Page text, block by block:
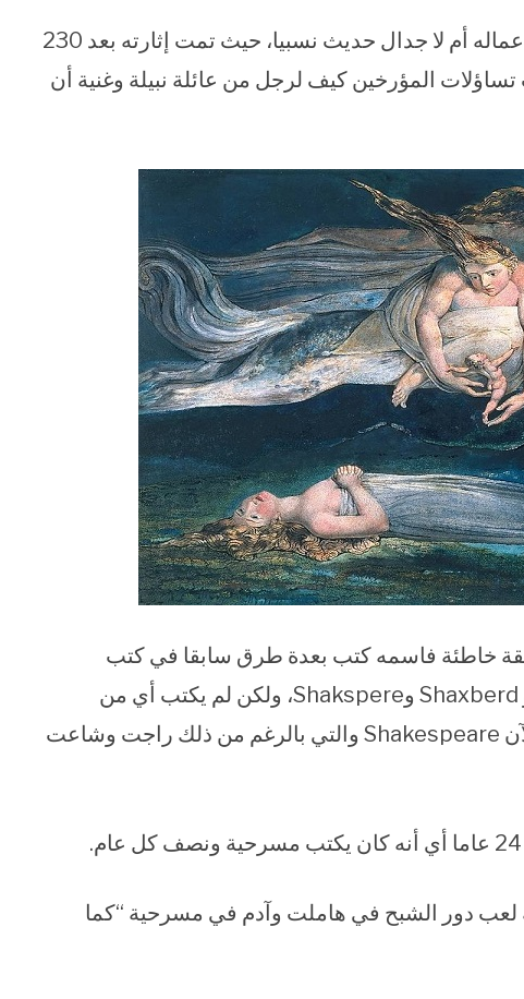
– التشكيك فى كون شكسبير هو من كتب أعماله أم لا جدال حديث نسبيا، حيث تمت إثارته بعد 230
المؤرخين كيف لرجل من عائلة نبيلة وغنية أن
خاطئة فاسمه كتب بعدة طرق سابقا في كتب
المؤرخين والتي تراوحت بين: Shappere أو Shaxberd وShakspere، ولكن لم يكتب أي من
المؤرخين اسمه بالطريقة التى نكتبها نحن الآن Shakespeare والتي بالرغم من ذلك راجت وشاعت
لعب دور الشبح في هاملت وآدم في مسرحية “كما